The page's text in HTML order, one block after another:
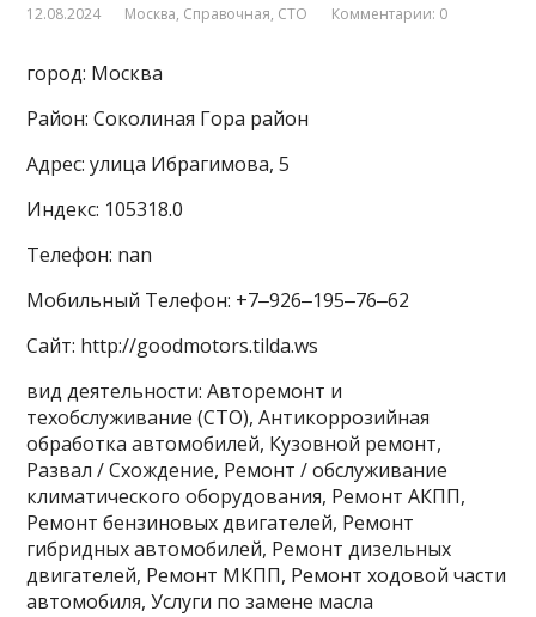
12.08.2024 Москва, Справочная, СТО Комментарии: 0
город: Москва
Район: Соколиная Гора район
Адрес: улица Ибрагимова, 5
Индекс: 105318.0
Телефон: nan
Мобильный Телефон: +7‒926‒195‒76‒62
Сайт: http://goodmotors.tilda.ws
вид деятельности: Авторемонт и
техобслуживание (СТО), Антикоррозийная
обработка автомобилей, Кузовной ремонт,
Развал / Схождение, Ремонт / обслуживание
климатического оборудования, Ремонт АКПП,
Ремонт бензиновых двигателей, Ремонт
гибридных автомобилей, Ремонт дизельных
двигателей, Ремонт МКПП, Ремонт ходовой части
автомобиля, Услуги по замене масла